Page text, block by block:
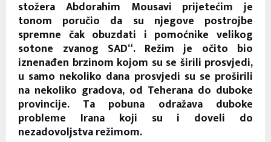
stožera Abdorahim Mousavi prijetećim je
tonom poručio da su njegove postrojbe
spremne čak obuzdati i pomoćnike velikog
sotone zvanog SAD“. Režim je očito bio
iznenađen brzinom kojom su se širili prosvjedi,
u samo nekoliko dana prosvjedi su se proširili
na nekoliko gradova, od Teherana do duboke
provincije. Ta pobuna odražava duboke
probleme Irana koji su i doveli do
nezadovoljstva režimom.